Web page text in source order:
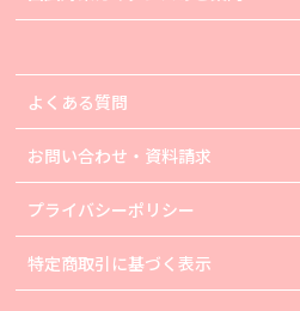
よくある質問
お問い合わせ・資料請求
プライバシーポリシー
特定商取引に基づく表示